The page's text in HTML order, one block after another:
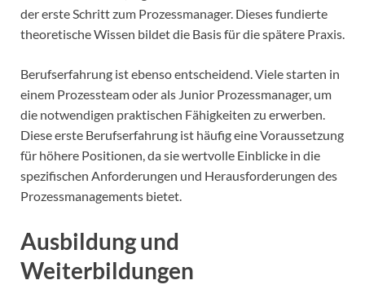
der erste Schritt zum Prozessmanager. Dieses fundierte
theoretische Wissen bildet die Basis für die spätere Praxis.
Berufserfahrung ist ebenso entscheidend. Viele starten in
einem Prozessteam oder als Junior Prozessmanager, um
die notwendigen praktischen Fähigkeiten zu erwerben.
Diese erste Berufserfahrung ist häufig eine Voraussetzung
für höhere Positionen, da sie wertvolle Einblicke in die
spezifischen Anforderungen und Herausforderungen des
Prozessmanagements bietet.
Ausbildung und
Weiterbildungen